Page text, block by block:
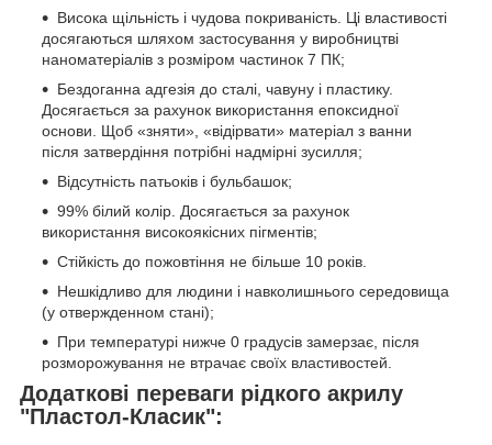
Висока щільність і чудова покриваність. Ці властивості
досягаються шляхом застосування у виробництві
наноматеріалів з розміром частинок 7 ПК;
Бездоганна адгезія до сталі, чавуну і пластику.
Досягається за рахунок використання епоксидної
основи. Щоб «зняти», «відірвати» матеріал з ванни
після затвердіння потрібні надмірні зусилля;
Відсутність патьоків і бульбашок;
99% білий колір. Досягається за рахунок
використання високоякісних пігментів;
Стійкість до пожовтіння не більше 10 років.
Нешкідливо для людини і навколишнього середовища
(у отвержденном стані);
При температурі нижче 0 градусів замерзає, після
розморожування не втрачає своїх властивостей.
Додаткові переваги рідкого акрилу
"Пластол-Класик":